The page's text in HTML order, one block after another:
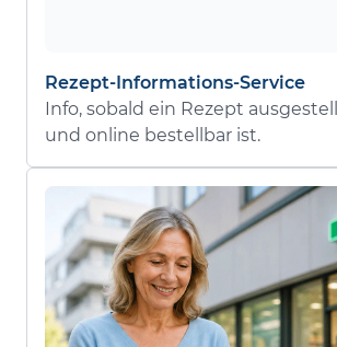
Rezept-Informations-Service
Info, sobald ein Rezept
und online bestellbar ist.